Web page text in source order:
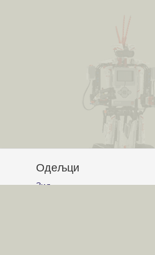
Одељци
Зид